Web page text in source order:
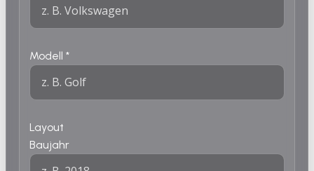
Modell *
Layout
Baujahr